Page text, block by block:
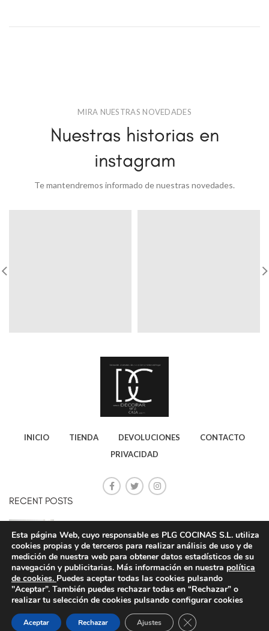
MIRA NUESTRAS NOVEDADES
Nuestras historias en
instagram
Te mantendremos informado de nuestras novedades.
INICIO TIENDA DEVOLUCIONES
CONTACTO
PRIVACIDAD
RECENT POSTS
20 octubre, 2020 No Comments
STAR PLG ONLINE
20 octubre, 2020 No Comments
Esta página Web, cuyo responsable es PLG COCINAS S.L. utiliza
cookies propias y de terceros para realizar análisis de uso y de
medición de nuestra web para obtener datos estadísticos de su
navegación y publicitarias. Más información en nuestra política
de cookies. Puedes aceptar todas las cookies pulsando
"Aceptar”. También puedes rechazar todas en “Rechazar” o
realizar tu selección de cookies pulsando configurar cookies
Aceptar Rechazar Ajustes CERRAR EL